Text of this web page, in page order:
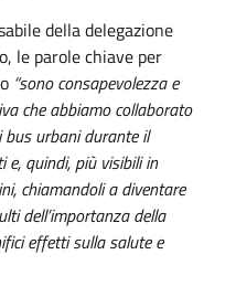
della delegazione
le parole chiave per
“sono consapevolezza e
che abbiamo collaborato
bus urbani durante il
quindi, più visibili in
chiamandoli a diventare
dell’importanza della
effetti sulla salute e